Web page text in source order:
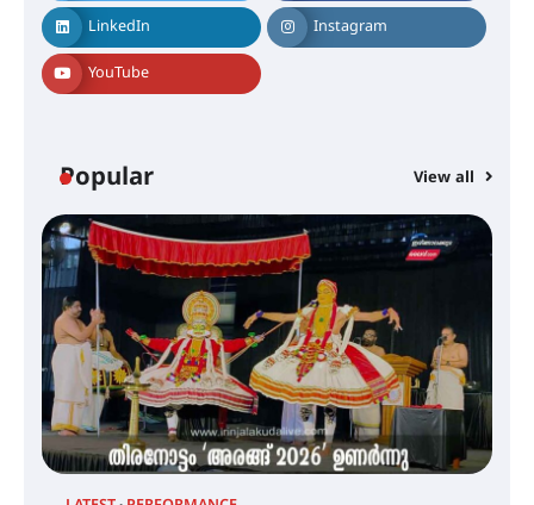
LinkedIn Instagram
YouTube
Popular View all
ശക്തമായ മഴ തുടരുന്നു – തൃശൂർ
ജില്ലയിൽ എല്ലാ വിദ്യാഭ്യാസ
എം.ജി. യൂണിവേഴ്‌സിറ്റിയിൽ നിന്ന്
ഇംഗ്ളീഷ് സാഹിത്യത്തിൽ
ഡോക്ടറേറ്റ് നേടിയ എൻ. ആര്യ
ട്യുണീഷ്യൻ ചിത്രം ” ദി വോയിസ്
ഓഫ് ഹിന്ദ് റജബ് ” ഇരിങ്ങാലക്കുട
ഫിലിം സൊസൈറ്റി ആഗസ്റ്റ് 7
വെള്ളിയാഴ്ച സ്‌ക്രീൻ ചെയ്യുന്നു